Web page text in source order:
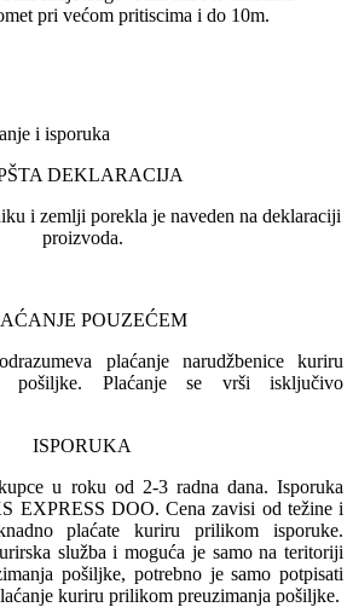
pri većom pritiscima i do 10m.
i isporuka
DEKLARACIJA
i zemlji porekla je naveden na deklaraciji
proizvoda.
POUZEĆEM
plaćanje narudžbenice kuriru
pošiljke. Plaćanje se vrši isključivo
ISPORUKA
u roku od 2-3 radna dana. Isporuka
EXPRESS DOO. Cena zavisi od težine i
plaćate kuriru prilikom isporuke.
služba i moguća je samo na teritoriji
pošiljke, potrebno je samo potpisati
kuriru prilikom preuzimanja pošiljke.